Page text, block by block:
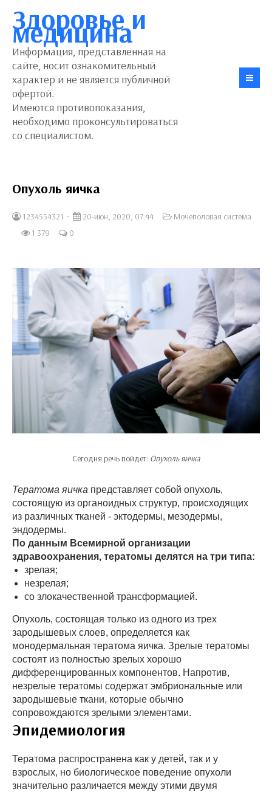
Здоровье и
медицина
Информация, представленная на
сайте, носит ознакомительный
характер и не является публичной
офертой.
Имеются противопоказания,
необходимо проконсультироваться
со специалистом.
Опухоль яичка
1234554321 20-июн, 2020, 07:44
Мочеполовая система
1 379
0
Сегодня речь пойдет: Опухоль яичка
Тератома яичка представляет собой опухоль,
состоящую из органоидных структур, происходящих
из различных тканей - эктодермы, мезодермы,
эндодермы.
По данным Всемирной организации
здравоохранения, тератомы делятся на три типа:
зрелая;
незрелая;
со злокачественной трансформацией.
Опухоль, состоящая только из одного из трех
зародышевых слоев, определяется как
монодермальная тератома яичка. Зрелые тератомы
состоят из полностью зрелых хорошо
дифференцированных компонентов. Напротив,
незрелые тератомы содержат эмбриональные или
зародышевые ткани, которые обычно
сопровождаются зрелыми элементами.
Эпидемиология
Тератома распространена как у детей, так и у
взрослых, но биологическое поведение опухоли
значительно различается между этими двумя